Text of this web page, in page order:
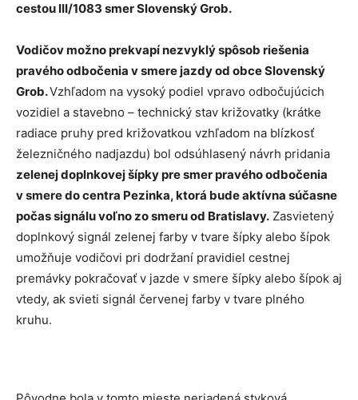
cestou III/1083 smer Slovenský Grob.
Vodičov možno prekvapí nezvyklý spôsob riešenia
pravého odbočenia v smere jazdy od obce Slovenský
Grob.Vzhľadom na vysoký podiel vpravo odbočujúcich
vozidiel a stavebno – technický stav križovatky (krátke
radiace pruhy pred križovatkou vzhľadom na blízkosť
železničného nadjazdu) bol odsúhlasený návrh pridania
zelenej doplnkovej šípky pre smer pravého odbočenia
v smere do centra Pezinka, ktorá bude aktívna súčasne
počas signálu voľno zo smeru od Bratislavy. Zasvietený
doplnkový signál zelenej farby v tvare šípky alebo šípok
umožňuje vodičovi pri dodržaní pravidiel cestnej
premávky pokračovať v jazde v smere šípky alebo šípok aj
vtedy, ak svieti signál červenej farby v tvare plného
kruhu.